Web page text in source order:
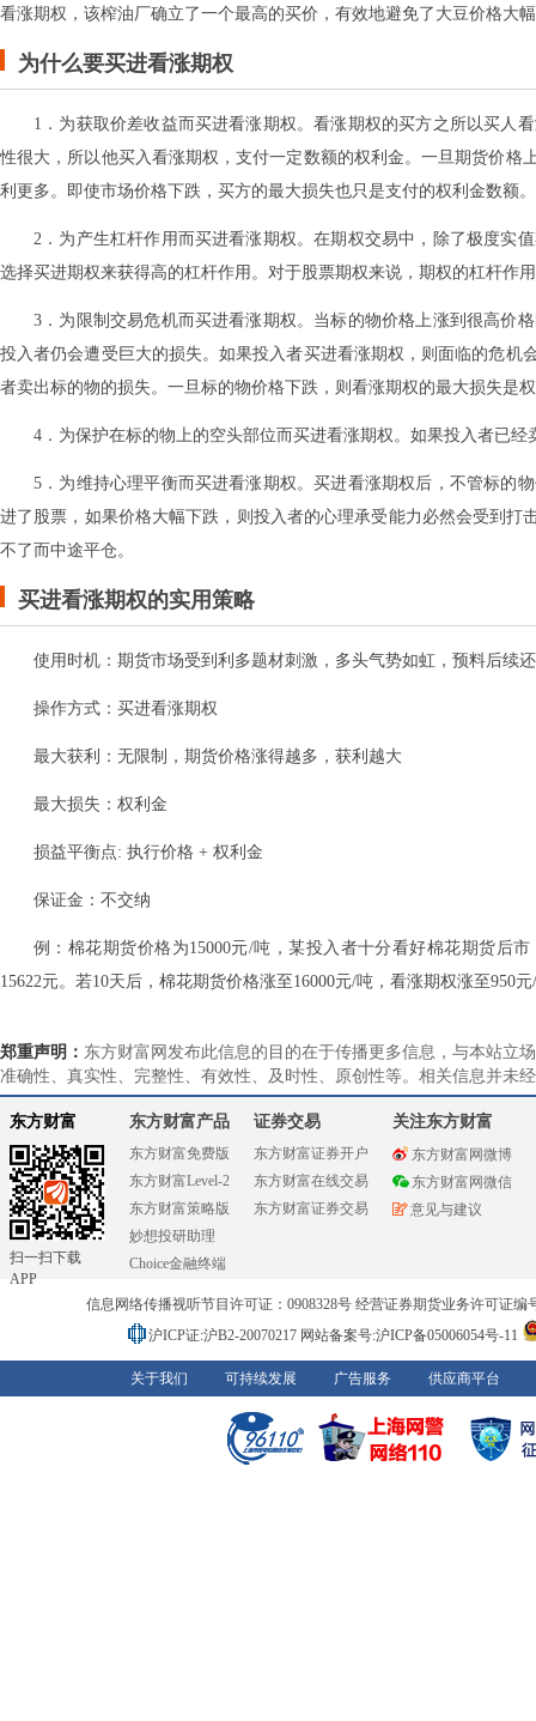
看涨期权，该榨油厂确立了一个最高的买价，有效地避免了大豆价格大
为什么要买进看涨期权
1．为获取价差收益而买进看涨期权。看涨期权的买方之所以买人
性很大，所以他买入看涨期权，支付一定数额的权利金。一旦期货价
利更多。即使市场价格下跌，买方的最大损失也只是支付的权利金数额。
2．为产生杠杆作用而买进看涨期权。在期权交易中，除了极度实
选择买进期权来获得高的杠杆作用。对于股票期权来说，期权的杠杆作
3．为限制交易危机而买进看涨期权。当标的物价格上涨到很高价
投入者仍会遭受巨大的损失。如果投入者买进看涨期权，则面临的危
者卖出标的物的损失。一旦标的物价格下跌，则看涨期权的最大损失是
4．为保护在标的物上的空头部位而买进看涨期权。如果投入者已
5．为维持心理平衡而买进看涨期权。买进看涨期权后，不管标的
进了股票，如果价格大幅下跌，则投入者的心理承受能力必然会受到
不了而中途平仓。
买进看涨期权的实用策略
使用时机：期货市场受到利多题材刺激，多头气势如虹，预料后续
操作方式：买进看涨期权
最大获利：无限制，期货价格涨得越多，获利越大
最大损失：权利金
损益平衡点: 执行价格 + 权利金
保证金：不交纳
例：棉花期货价格为15000元/吨，某投入者十分看好棉花期货后
15622元。若10天后，棉花期货价格涨至16000元/吨，看涨期权涨至950
郑重声明： 东方财富网发布此信息的目的在于传播更多信息，与本站立
准确性、真实性、完整性、有效性、及时性、原创性等。相关信息并未
东方财富
扫一扫下载
APP
东方财富产品
东方财富免费版
东方财富Level-2
东方财富策略版
妙想投研助理
Choice金融终端
证券交易
东方财富证券开户
东方财富在线交易
东方财富证券交易
关注东方财富
东方财富网微博
东方财富网微信
意见与建议
信息网络传播视听节目许可证：0908328号 经营证券期货业务许可证编
沪ICP证:沪B2-20070217 网站备案号:沪ICP备05006054号-11
关于我们 可持续发展 广告服务 供应商平台